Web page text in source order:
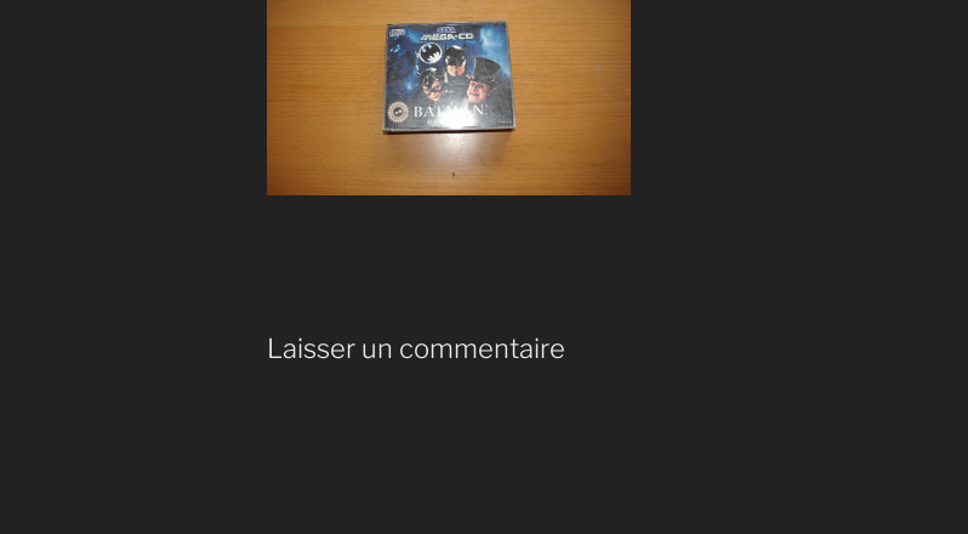
Laisser un commentaire